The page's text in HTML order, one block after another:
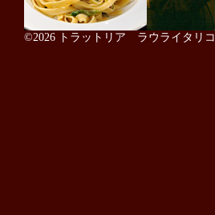
©2026 トラットリア ラウライタリコ